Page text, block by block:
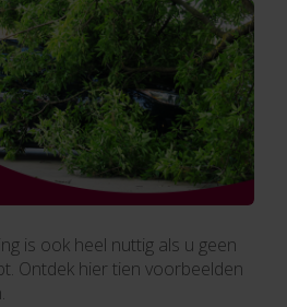
is ook heel nuttig als u geen
Ontdek hier tien voorbeelden